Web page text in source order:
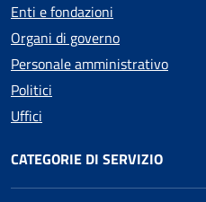
Enti e fondazioni
Organi di governo
Personale amministrativo
Politici
Uffici
CATEGORIE DI SERVIZIO